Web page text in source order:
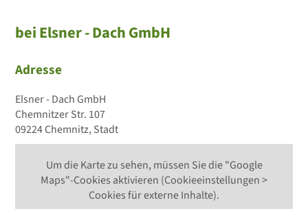
bei Elsner - Dach GmbH
Adresse
Elsner - Dach GmbH
Chemnitzer Str. 107
09224 Chemnitz, Stadt
Um die Karte zu sehen, müssen Sie die "Google
Maps"-Cookies aktivieren (Cookieeinstellungen >
Cookies für externe Inhalte).